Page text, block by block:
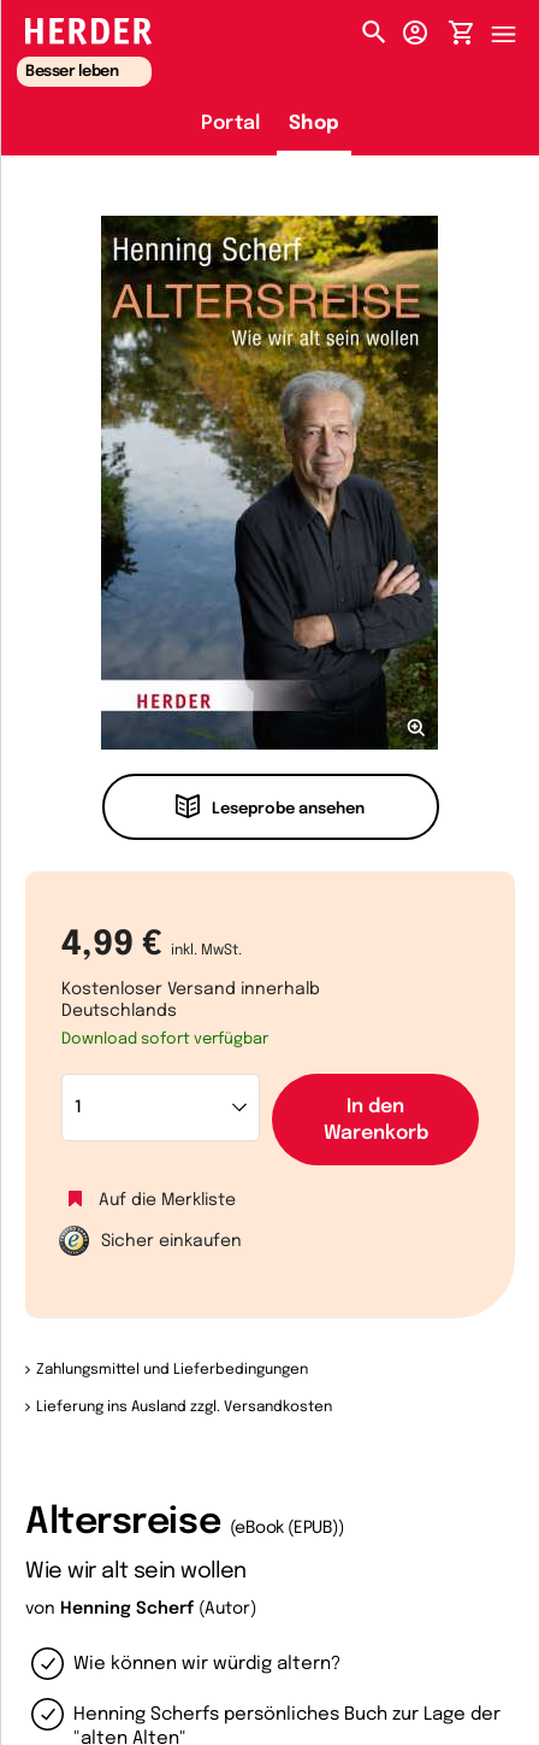
HERDER-MENÜ
Besser leben
Portal Shop
Leseprobe ansehen
4,99 € inkl. MwSt.
Kostenloser Versand innerhalb
Deutschlands
Download sofort verfügbar
In den
Warenkorb
Auf die Merkliste
Sicher einkaufen
Zahlungsmittel und Lieferbedingungen
Lieferung ins Ausland zzgl. Versandkosten
Altersreise (eBook (EPUB))
Wie wir alt sein wollen
von Henning Scherf (Autor)
Wie können wir würdig altern?
Henning Scherfs persönliches Buch zur Lage der
"alten Alten"